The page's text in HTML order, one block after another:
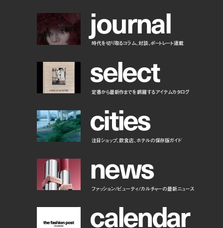
journal
時代を切り取るコラム、対談、ポートレート連載
select
定番から最新作までを網羅するアイテムカタログ
cities
注目ショップ、飲食店、ホテルの保存版ガイド
news
ファッション/ビューティ/カルチャーの最新ニュース
calendar